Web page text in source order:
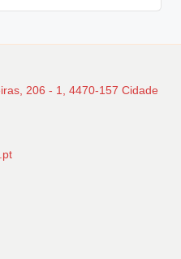
206 - 1, 4470-157 Cidade